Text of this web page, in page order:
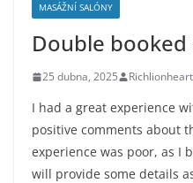
MASÁŽNÍ SALÓNY
Double
25 dubna, 2025 Richlionheart
I had a great experience
positive comments about
experience was poor, as I
will provide some details